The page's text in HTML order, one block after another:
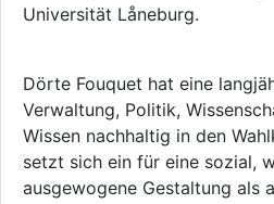
Universität Låneburg.
Dörte Fouquet hat eine
Verwaltung, Politik,
Wissen nachhaltig in den
setzt sich ein für eine sozial,
ausgewogene Gestaltung als